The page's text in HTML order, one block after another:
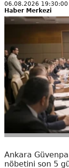
06.08.2026 19:30:00
Haber Merkezi
Ankara
nöbetini son 5